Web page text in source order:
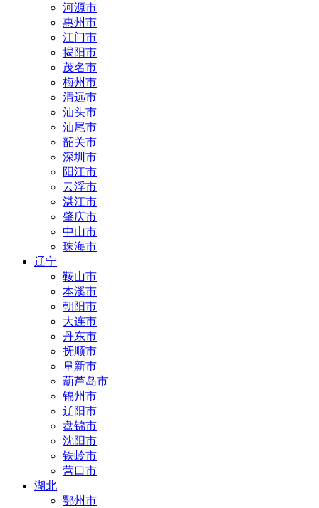
河源市
惠州市
江门市
揭阳市
茂名市
梅州市
清远市
汕头市
汕尾市
韶关市
深圳市
阳江市
云浮市
湛江市
肇庆市
中山市
珠海市
辽宁
鞍山市
本溪市
朝阳市
大连市
丹东市
抚顺市
阜新市
葫芦岛市
锦州市
辽阳市
盘锦市
沈阳市
铁岭市
营口市
湖北
鄂州市